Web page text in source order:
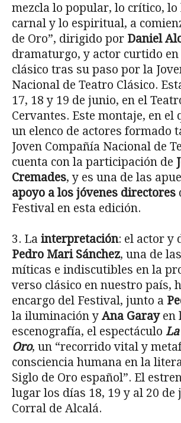
mezcla lo popular, lo crítico, lo
carnal y lo espiritual, a
de Oro”, dirigido por Daniel
dramaturgo, y actor curtido en
clásico tras su paso por la
Nacional de Teatro Clásico.
17, 18 y 19 de junio, en el
Cervantes. Este montaje, en el
un elenco de actores formado
Joven Compañía Nacional de
cuenta con la participación de
Cremades, y es una de las
apoyo a los jóvenes directores
Festival en esta edición.
3. La interpretación: el actor y
Pedro Mari Sánchez, una de
míticas e indiscutibles en la
verso clásico en nuestro país,
encargo del Festival, junto a
la iluminación y Ana Garayen
escenografía, el espectáculo
Oro, un “recorrido vital y
consciencia humana en la
Siglo de Oro español”. El
lugar los días 18, 19 y al 20 de
Corral de Alcalá.